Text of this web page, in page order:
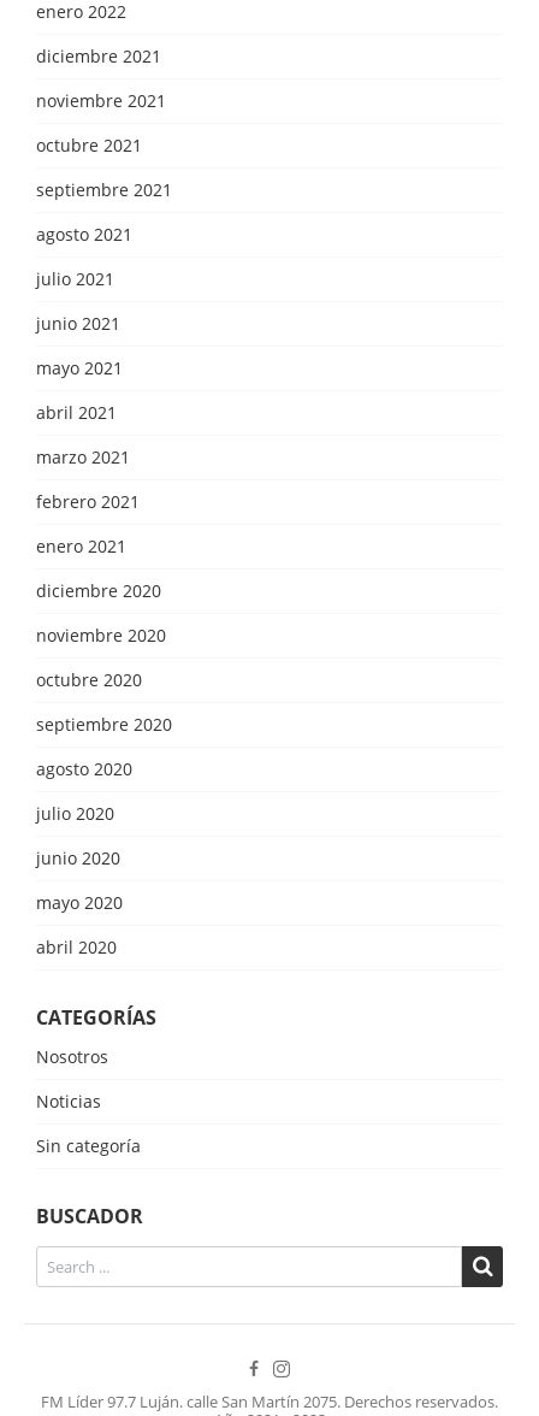
enero 2022
diciembre 2021
noviembre 2021
octubre 2021
septiembre 2021
agosto 2021
julio 2021
junio 2021
mayo 2021
abril 2021
marzo 2021
febrero 2021
enero 2021
diciembre 2020
noviembre 2020
octubre 2020
septiembre 2020
agosto 2020
julio 2020
junio 2020
mayo 2020
abril 2020
CATEGORÍAS
Nosotros
Noticias
Sin categoría
BUSCADOR
FM Líder 97.7 Luján. calle San Martín 2075. Derechos reservados.